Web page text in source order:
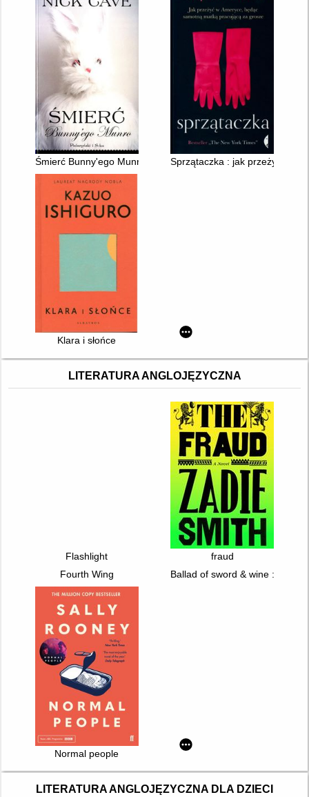
Śmierć Bunny'ego Munro Sprzątaczka : jak przeżyć w
Klara i słońce
LITERATURA ANGLOJĘZYCZNA
Flashlight
fraud
Fourth Wing
Ballad of sword & wine : qiang
Normal people
LITERATURA ANGLOJĘZYCZNA DLA DZIECI